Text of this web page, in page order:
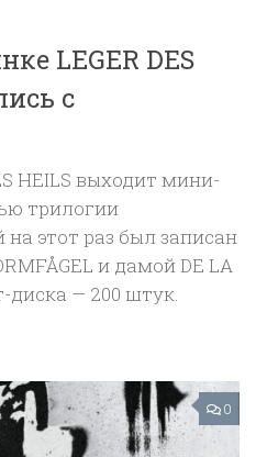
LEGER DES
с
HEILS выходит мини-
трилогии
этот раз был записан
и дамой DE LA
— 200 штук.
0